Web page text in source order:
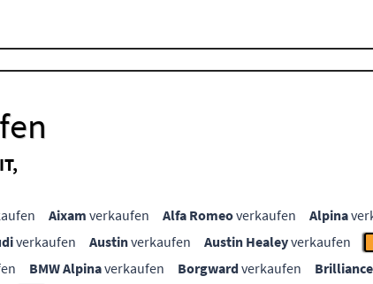
Aixam verkaufen Alfa Romeoverkaufen Alpina
verkaufen Austinverkaufen Austin Healeyverkaufen
BMW Alpinaverkaufen Borgwardverkaufen Brilliance